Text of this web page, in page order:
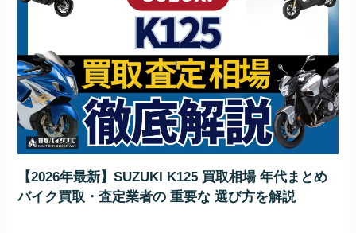
【2026年最新】SUZUKI K125 買取相場 年代まとめ
バイク買取・査定業者の 重要な 選び方を解説